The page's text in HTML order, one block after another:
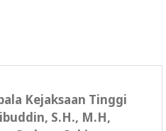
Kejaksaan Tinggi
S.H., M.H,